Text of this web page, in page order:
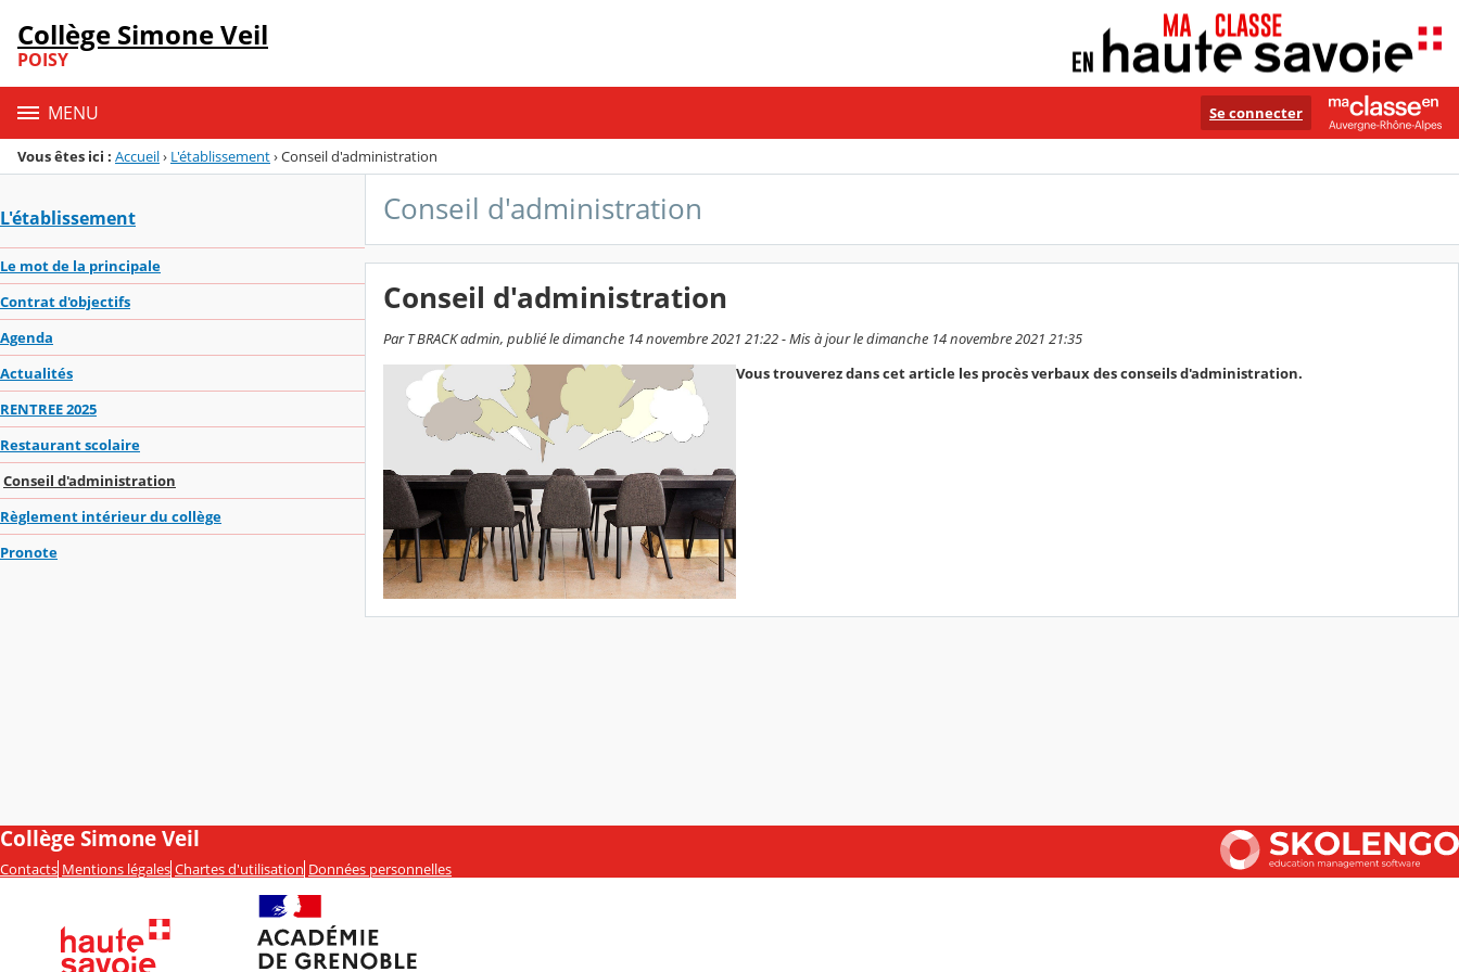
Menu de la rubrique
Contenu
Collège Simone Veil
POISY
MENU Se connecter
Vous êtes ici : Accueil› L'établissement›Conseil d'administration
L'établissement
Le mot de la principale
Contrat d'objectifs
Agenda
Actualités
RENTREE 2025
Restaurant scolaire
Conseil d'administration
Règlement intérieur du collège
Pronote
Conseil d'administration
Conseil d'administration
Par T BRACK admin, publié le dimanche 14 novembre 2021 21:22 - Mis à jour le dimanche 14 novembre 2021 21:35
Vous trouverez dans cet article les procès verbaux des conseils d'administration.
Collège Simone Veil
Contacts Mentions légales Chartes d'utilisation Données personnelles